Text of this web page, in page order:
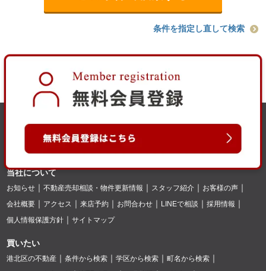
条件を指定し直して検索
当社について
お知らせ 不動産売却相談・物件更新情報 スタッフ紹介
お客様の声
会社概要
アクセス 来店予約 お問合わせ LINEで相談
採用情報
個人情報保護方針
サイトマップ
買いたい
港北区の不動産 条件から検索 学区から検索
町名から検索